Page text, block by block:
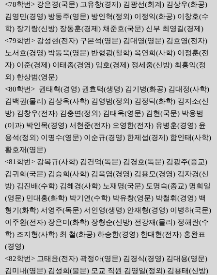
<78학번> 강은경(국문) 고유창(경제) 김광선(회계) 김상우(화공)
김영민(경영) 방동주(영문) 방인혁(정외) 이정익(화공) 이창호(수
학) 장기랑(신방) 장동훈(경제) 채준호(국문) 신부 최영길(경제)
<79학번> 강성현(전자) 구본석(영문) 김대영(영문) 김호영(전자)
노서호(경영) 박동욱(영문) 반형광(철학) 옥연희(사학) 이정훈(전
자) 이준(경제) 이태종(경영) 임호(경제) 정세중(신방) 최홍익(정
외) 한상범(영문)
<80학번> 권태혁(경영) 권효택(생명) 김기병(화공) 김대정(사학)
김백권(물리) 김상옥(사학) 김영범(정외) 김정덕(화학) 김지소(신
방) 김창우(전자) 김충면(정외) 김태욱(영문) 김현(국문) 박용범
(이과) 박인목(경영) 서현준(전자) 오영한(전자) 유병훈(경영) 윤
용석(정외) 이명수(영문) 이순규(경영) 한제섭(경제) 함인태(사학)
황호재(영문)
<81학번> 강복규(사학) 김건억(독문) 김경호(독문) 김광주(종교)
김귀화(국문) 김승희(사학) 김옥엽(경영) 김용모(경영) 김자경(신
방) 김진배(수학) 김혜경(사학) 노재명(국문) 도명숙(종교) 명희일
(영문) 민대홍(화학) 박기연(수학) 박유창(영문) 박철휘(경영) 백
형기(화학) 서영주(독문) 서인영(생명) 안재형(경영) 이병하(국문)
이주환(전자) 장은미(화학) 장형순(신방) 전강재(물리) 정해란(수
학) 조지형(사학) 최 철(화공) 하승한(경영) 한대현(전자) 홍완표
(경영)
<82학번> 고태윤(전자) 곽정아(영문) 김경식(경영) 김대용(영문)
김미내(영문) 김성희(불문) 모교 직원 김영일(정외) 김용태(신방)